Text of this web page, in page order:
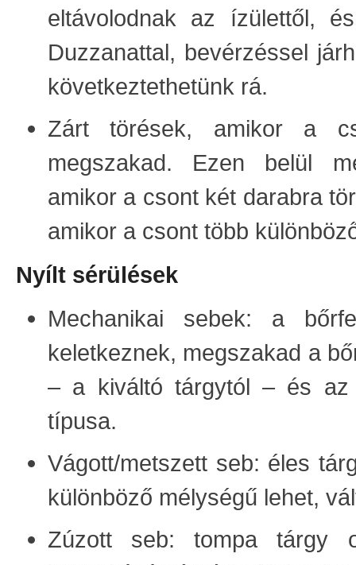
eltávolodnak az ízülettől,
Duzzanattal, bevérzéssel
következtethetünk rá.
Zárt törések, amikor a
megszakad. Ezen belül
amikor a csont két darabra
amikor a csont több
Nyílt sérülések
Mechanikai sebek: a
keletkeznek, megszakad a
– a kiváltó tárgytól – és az
típusa.
Vágott/metszett seb: éles
különböző mélységű lehet,
Zúzott seb: tompa tárgy